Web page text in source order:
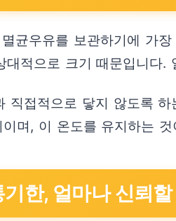
균우유를 보관하기에 가
대적으로 크기 때문입니다
직접적으로 닿지 않도록
며, 이 온도를 유지하는
한, 얼마나 신뢰